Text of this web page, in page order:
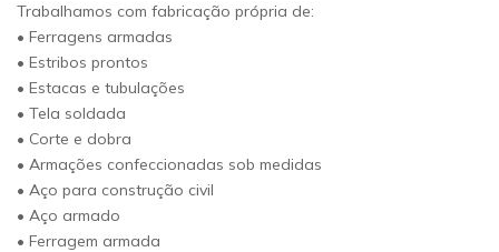
Trabalhamos com fabricação própria de:
• Ferragens armadas
• Estribos prontos
• Estacas e tubulações
• Tela soldada
• Corte e dobra
• Armações confeccionadas sob medidas
• Aço para construção civil
• Aço armado
• Ferragem armada